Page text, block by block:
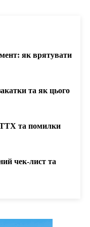
як врятувати
та як цього
ТТХ та помилки
чек-лист та